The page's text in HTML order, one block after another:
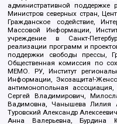
административной поддержке
Министров северных стран,
Гражданское содействие,
Массовой Информации,
учреждение в Санкт-
реализации программ и
поддержки свободы прессы,
Общественная комиссия по
МЕМО. РУ, Институт
Информации, Экозащита!-
антимонопольная
Сергей Владимирович,
Вадимовна, Чанышева Лилия
Туровский Александр
Анна Валерьевна, Бурдина